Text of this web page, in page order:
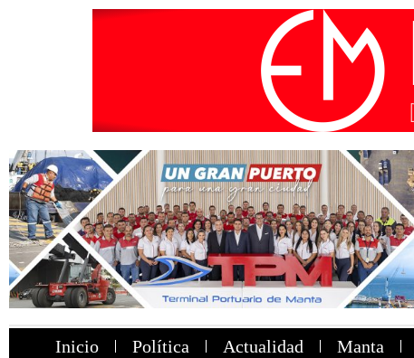
Inicio Política Actualidad Manta